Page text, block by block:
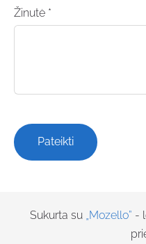
Žinutė *
Sukurta su „Mozello” -